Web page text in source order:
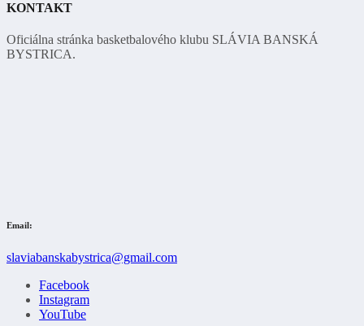
KONTAKT
Oficiálna stránka basketbalového klubu SLÁVIA BANSKÁ
BYSTRICA.
Email:
slaviabanskabystrica@gmail.com
Facebook
Instagram
YouTube